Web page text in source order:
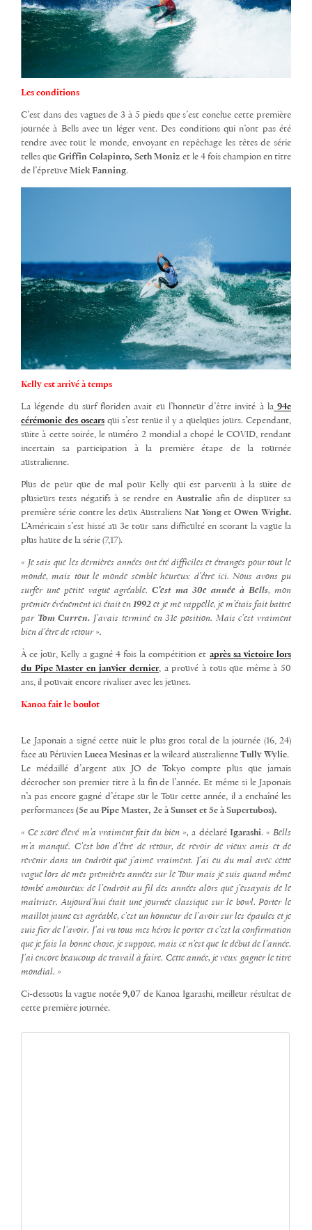
Les conditions
C’est dans des vagues de 3 à 5 pieds que s’est conclue cette première
journée à Bells avec un léger vent. Des conditions qui n’ont pas été
tendre avec tout le monde, envoyant en repêchage les têtes de série
telles queGriffin Colapinto, Seth Moniz et le 4 fois champion en titre
de l’épreuve Mick Fanning.
Kelly est arrivé à temps
La légende du surf floriden avait eu l’honneur d’être invité à la94e
cérémonie des oscars qui s’est tenue il y a quelques jours. Cependant,
suite à cette soirée, le numéro 2 mondial a chopé le COVID, rendant
incertain sa participation à la première étape de la tournée
australienne.
Plus de peur que de mal pour Kelly qui est parvenu à la suite de
plusieurs tests négatifs à se rendre enAustralie afin de disputer sa
première série contre les deux Australiens Nat YongetOwen Wright.
L’Américain s’est hissé au 3e tour sans difficulté en scorant la vague la
plus haute de la série (7,17).
« Je sais que les dernières années ont été difficiles et étranges pour tout le
monde, mais tout le monde semble heureux d’être ici. Nous avons pu
surfer une petite vague agréable. C’est ma 30e année à Bells, mon
premier événement ici était en1992et je me rappelle, je m’étais fait battre
par Tom Curren. J’avais terminé en 31e position. Mais c’est vraiment
bien d’être de retour ».
À ce jour, Kelly a gagné 4 fois la compétition et après sa victoire lors
du Pipe Master en janvier dernier, a prouvé à tous que même à 50
ans, il pouvait encore rivaliser avec les jeunes.
Kanoa fait le boulot
Le Japonais a signé cette nuit le plus gros total de la journée (16, 24)
face au Péruvien Lucca Mesinas et la wilcard australienne Tully Wylie.
Le médaillé d’argent aux JO de Tokyo compte plus que jamais
décrocher son premier titre à la fin de l’année. Et même si le Japonais
n’a pas encore gagné d’étape sur le Tour cette année, il a enchaîné les
performances (5e au Pipe Master, 2e à Sunset et 5e à Supertubos).
« Ce score élevé m’a vraiment fait du bien »,a déclaré Igarashi.« Bells
m’a manqué. C’est bon d’être de retour, de revoir de vieux amis et de
revenir dans un endroit que j’aime vraiment. J’ai eu du mal avec cette
vague lors de mes premières années sur le Tour mais je suis quand même
tombé amoureux de l’endroit au fil des années alors que j’essayais de le
maîtriser. Aujourd’hui était une journée classique sur le bowl. Porter le
maillot jaune est agréable, c’est un honneur de l’avoir sur les épaules et je
suis fier de l’avoir. J’ai vu tous mes héros le porter et c’est la confirmation
que je fais la bonne chose, je suppose, mais ce n’est que le début de l’année.
J’ai encore beaucoup de travail à faire. Cette année, je veux gagner le titre
mondial. »
Ci-dessous la vague notée 9,07 de Kanoa Igarashi, meilleur résultat de
cette première journée.